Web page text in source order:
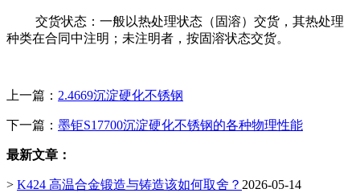
交货状态：一般以热处理状态（固溶）交货，其热处理
种类在合同中注明；未注明者，按固溶状态交货。
上一篇： 2.4669沉淀硬化不锈钢
下一篇： 墨钜S17700沉淀硬化不锈钢的各种物理性能
最新文章：
> K424 高温合金锻造与铸造该如何取舍？ 2026-05-14